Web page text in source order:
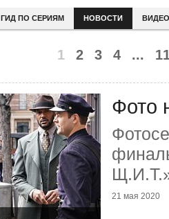
ГИД ПО СЕРИЯМ НОВОСТИ ВИДЕО
1 2 3 4 ...
Фото
21 мая 2020